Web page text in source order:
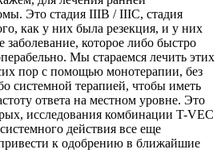
Это стадия IIIB / IIIC, стадия
как у них была резекция, и у них
которое либо быстро
Мы стараемся лечить этих
пор с помощью монотерапии, без
системной терапией, чтобы иметь
ответа на местном уровне. Это
исследования комбинации T-VEC
действия все еще
к одобрению в ближайшие